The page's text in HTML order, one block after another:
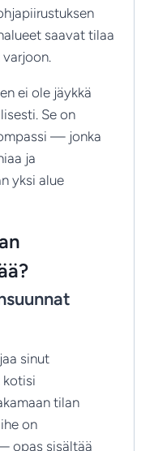
saavat tilaa
ei ole jäykkä
Se on
— jonka
ja
yksi alue
sinut
kotisi
tilan
on
opas sisältää